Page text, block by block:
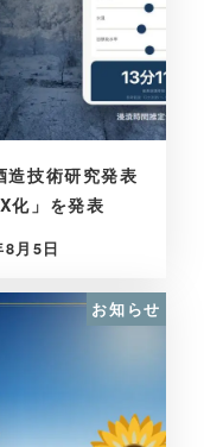
造技術研究発表
化」を発表
月5日
お知らせ